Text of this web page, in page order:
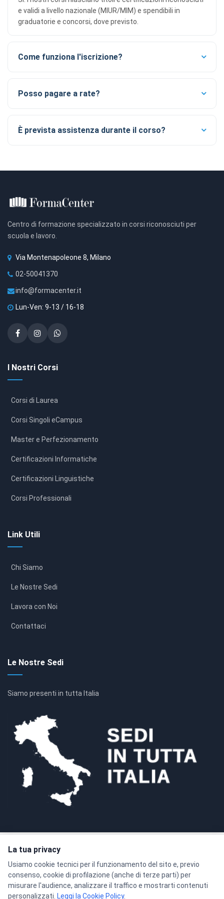
e validi a livello nazionale (MIUR/MIM) e spendibili in
graduatorie e concorsi, dove previsto.
Come funziona l'iscrizione?
Posso pagare a rate?
È prevista assistenza durante il corso?
Centro di formazione specializzato in corsi riconosciuti per
scuola e lavoro.
Via Montenapoleone 8, Milano
02-50041370
info@formacenter.it
Lun-Ven: 9-13 / 16-18
I Nostri Corsi
Corsi di Laurea
Corsi Singoli eCampus
Master e Perfezionamento
Certificazioni Informatiche
Certificazioni Linguistiche
Corsi Professionali
Link Utili
Chi Siamo
Le Nostre Sedi
Lavora con Noi
Contattaci
Le Nostre Sedi
Siamo presenti in tutta Italia
Pagamenti sicuri con crittografia SSL a 128 bit
La tua privacy
Usiamo cookie tecnici per il funzionamento del sito e, previo
consenso, cookie di profilazione (anche di terze parti) per
misurare l'audience, analizzare il traffico e mostrarti contenuti
personalizzati. Leggi la Cookie Policy.
siti web allo scopo di mostrare annunci pertinenti.
preferenze